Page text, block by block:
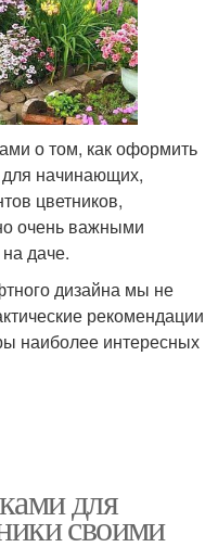
о том, как оформить
для начинающих,
цветников,
очень важными
даче.
дизайна мы не
рекомендации
наиболее интересных
для
своими